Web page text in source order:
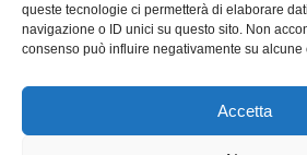
queste tecnologie ci permetterà di elaborare
navigazione o ID unici su questo sito. Non
consenso può influire negativamente su
Accetta
Disclaimer medico
Disconoscimento
Imprint